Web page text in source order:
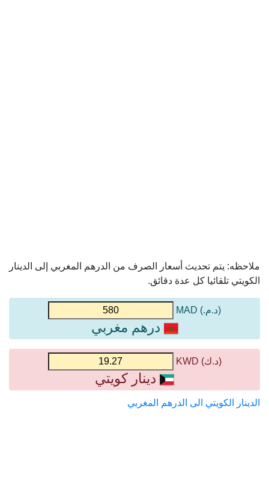
ملاحظه: يتم تحديث أسعار الصرف من الدرهم المغربي إلى الدينار
الكويتي تلقائيا كل عدة دقائق.
(د.م.) MAD
درهم مغربي
(د.ك) KWD
دينار كويتي
الدينار الكويتي الى الدرهم المغربي